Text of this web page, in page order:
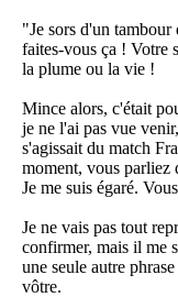
"Je sors d'un
faites-vous ça ! Votre
la plume ou la vie !
Mince alors, c'était
je ne l'ai pas vue
s'agissait du match
moment, vous parliez
Je me suis égaré.
Je ne vais pas tout
confirmer, mais il me
une seule autre
vôtre.